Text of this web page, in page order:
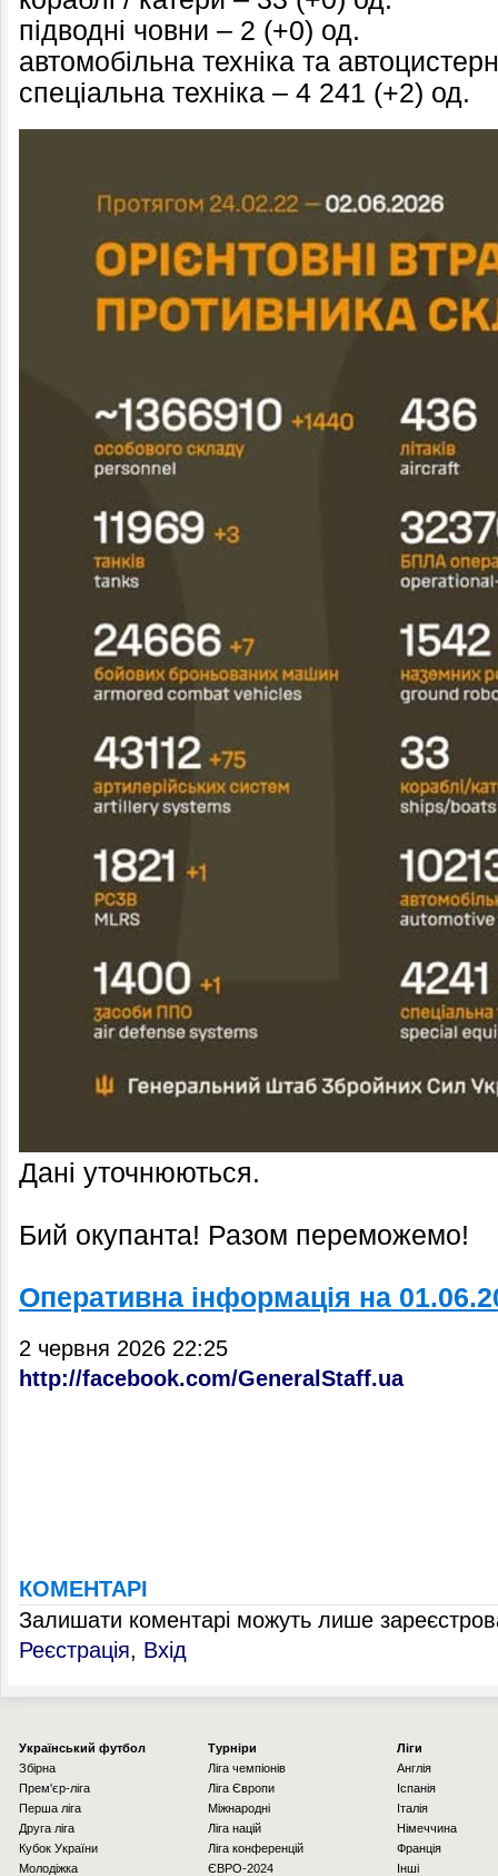
підводні човни – 2 (+0) од.
автомобільна техніка та
спеціальна техніка – 4 241 (+2) од.
Дані уточнюються.
Бий окупанта! Разом переможемо!
Оперативна інформація на
2 червня 2026 22:25
http://facebook.com/GeneralStaff.ua
КОМЕНТАРІ
Залишати коментарі можуть лише
Реєстрація, Вхід
Українcький футбол
Збірна
Прем'єр-ліга
Перша ліга
Друга ліга
Кубок України
Молодіжка
Турніри
Ліга чемпіонів
Ліга Європи
Міжнародні
Ліга націй
Ліга конференцій
ЄВРО-2024
Ліги
Англія
Іспанія
Італія
Німеччина
Франція
Інші